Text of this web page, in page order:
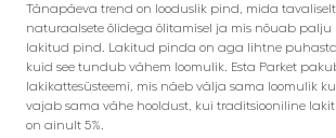
Tänapäeva trend on looduslik pind, mida
naturaalsete õlidega õlitamisel ja mis nõuab palju
lakitud pind. Lakitud pinda on aga lihtne
kuid see tundub vähem loomulik. Esta Parket
lakikattesüsteemi, mis näeb välja sama loomulik
vajab sama vähe hooldust, kui traditsiooniline
on ainult 5%.